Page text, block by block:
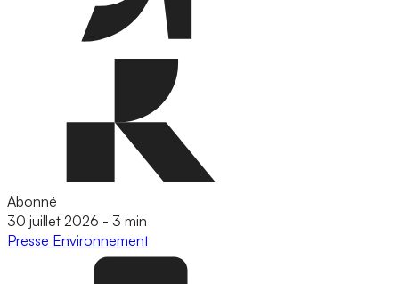
Abonné
30 juillet 2026 - 3 min
Presse Environnement